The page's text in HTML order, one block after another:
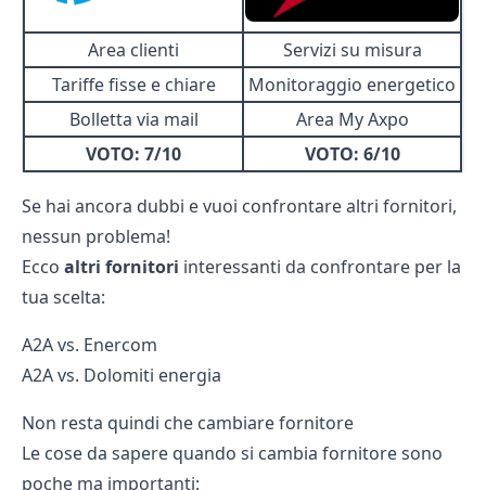
Area clienti
Servizi su misura
Tariffe fisse e chiare
Monitoraggio energetico
Bolletta via mail
Area My Axpo
VOTO: 7/10 VOTO: 6/10
Se hai ancora dubbi e vuoi confrontare altri fornitori,
nessun problema!
Ecco altri fornitori interessanti da confrontare per la
tua scelta:
A2A vs. Enercom
A2A vs. Dolomiti energia
Non resta quindi che cambiare fornitore
Le cose da sapere quando si cambia fornitore sono
poche ma importanti: